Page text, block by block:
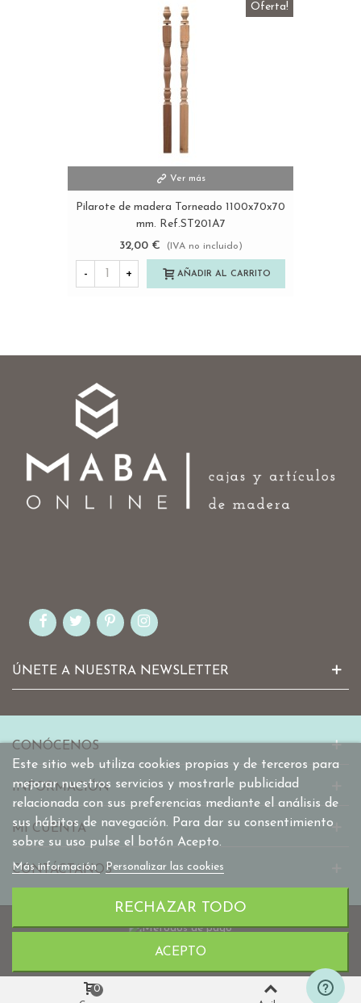
Oferta!
Ver más
Pilarote de madera Torneado 1100x70x70
mm. Ref.ST201A7
32,00 €
(IVA no incluido)
- + AÑADIR AL CARRITO
ÚNETE A NUESTRA NEWSLETTER
Este sitio web utiliza cookies propias y de terceros para
mejorar nuestros servicios y mostrarle publicidad
relacionada con sus preferencias mediante el análisis de
sus hábitos de navegación. Para dar su consentimiento
sobre su uso pulse el botón Acepto.
Más información Personalizar las cookies
RECHAZAR TODO
ACEPTO
CONÓCENOS
INFORMACIÓN
MI CUENTA
CONTÁCTANOS
© 2010-2025 mabaonline.com
0